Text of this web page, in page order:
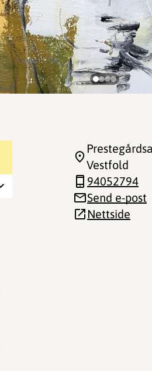
Vestfold
94052794
Send e-post
Nettside